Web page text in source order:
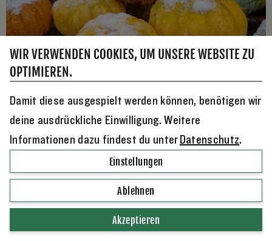
12. November 2025
WARUM KÜRBIS AUCH (K)EIN WINTERGEMÜSE IST
Die ersten Kürbisse gibt es bereits im
WEITERLESEN
WIR VERWENDEN COOKIES, UM UNSERE WEBSITE ZU
OPTIMIEREN.
Damit diese ausgespielt werden können, benötigen wir
deine ausdrückliche Einwilligung. Weitere
Informationen dazu findest du unter Datenschutz.
Einstellungen
Ablehnen
Akzeptieren